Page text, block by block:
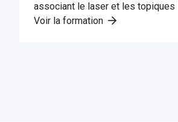
associant le laser et les topiques
Voir la formation